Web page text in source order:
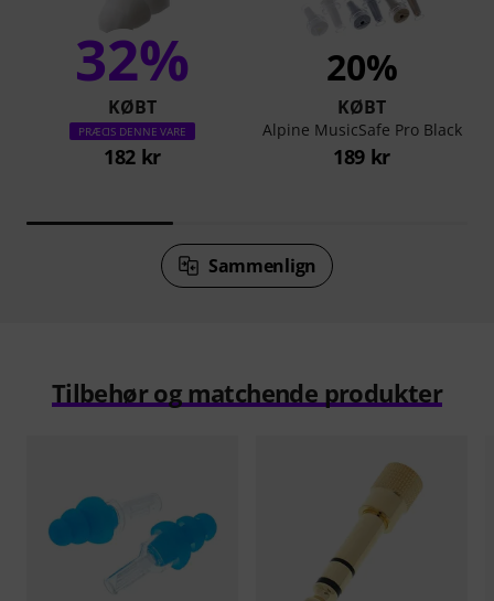
32%
KØBT
PRÆCIS DENNE VARE
182 kr
20%
KØBT
Alpine MusicSafe Pro Black
189 kr
Sammenlign
Tilbehør og matchende produkter